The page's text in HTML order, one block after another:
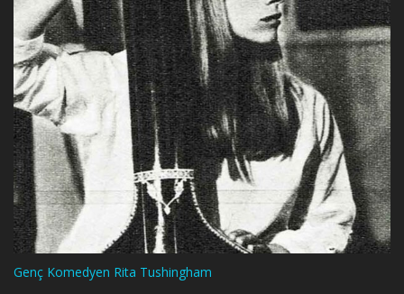
Genç Komedyen Rita Tushingham